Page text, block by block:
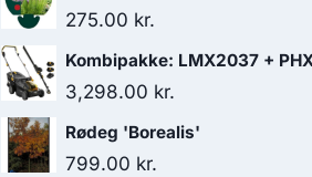
275.00 kr.
Kombipakke: LMX2037 +
3,298.00 kr.
Rødeg 'Borealis'
799.00 kr.